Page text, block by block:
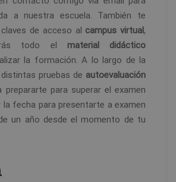
a nuestra escuela. También te
de acceso al campus virtual,
todo el material didáctico
la formación. A lo largo de la
pruebas de autoevaluación
prepararte para superar el examen
la fecha para presentarte a examen
un año desde el momento de tu